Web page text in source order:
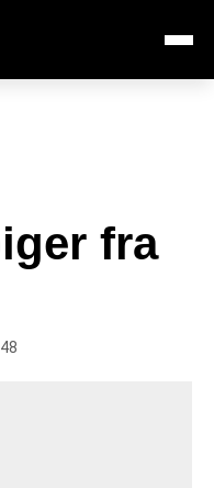
Åbn
fra